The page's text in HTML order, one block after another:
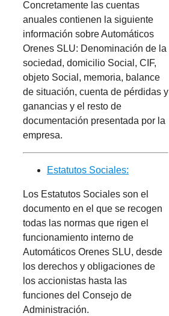
Concretamente las cuentas
anuales contienen la siguiente
información sobre Automáticos
Orenes SLU: Denominación de la
sociedad, domicilio Social, CIF,
objeto Social, memoria, balance
de situación, cuenta de pérdidas y
ganancias y el resto de
documentación presentada por la
empresa.
Estatutos Sociales:
Los Estatutos Sociales son el
documento en el que se recogen
todas las normas que rigen el
funcionamiento interno de
Automáticos Orenes SLU, desde
los derechos y obligaciones de
los accionistas hasta las
funciones del Consejo de
Administración.